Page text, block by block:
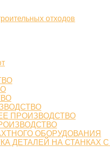
отходов
ПРОИЗВОДСТВО
ОБОРУДОВАНИЯ
ДЕТАЛЕЙ НА СТАНКАХ